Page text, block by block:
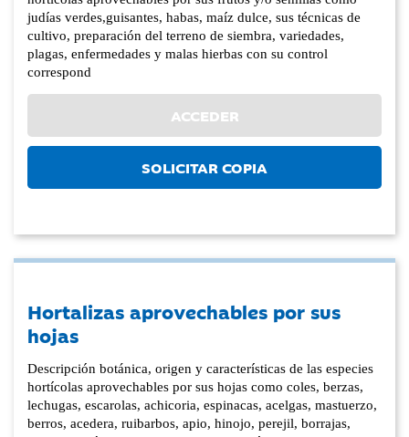
judías verdes,guisantes, habas, maíz dulce, sus técnicas de
cultivo, preparación del terreno de siembra, variedades,
plagas, enfermedades y malas hierbas con su control
correspond
ACCEDER
SOLICITAR COPIA
Hortalizas aprovechables por sus
hojas
Descripción botánica, origen y características de las especies
hortícolas aprovechables por sus hojas como coles, berzas,
lechugas, escarolas, achicoria, espinacas, acelgas, mastuerzo,
berros, acedera, ruibarbos, apio, hinojo, perejil, borrajas,